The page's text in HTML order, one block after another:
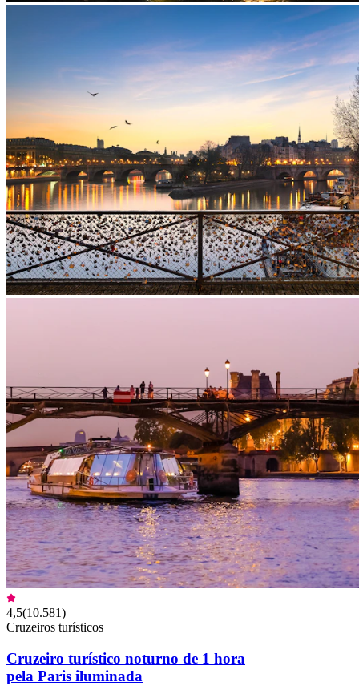
4,5(10.581)
Cruzeiros turísticos
Cruzeiro turístico noturno de 1 hora
pela Paris iluminada